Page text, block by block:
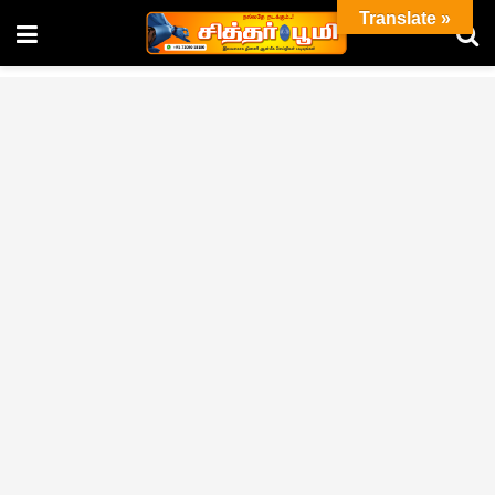
Translate »